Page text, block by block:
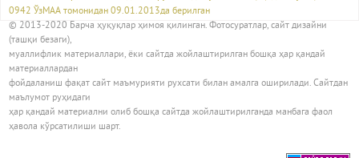
0942 ЎзМАА томонидан 09.01.2013да берилган
© 2013-2020 Барча ҳуқуқлар ҳимоя қилинган. Фотосуратлар, сайт дизайни
(ташқи безаги),
муаллифлик материаллари, ёки сайтда жойлаштирилган бошқа ҳар қандай
материаллардан
фойдаланиш фақат сайт маъмурияти рухсати билан амалга оширилади. Сайтдан
маълумот руҳидаги
ҳар қандай материални олиб бошқа сайтда жойлаштирилганда манбага фаол
ҳавола кўрсатилиши шарт.